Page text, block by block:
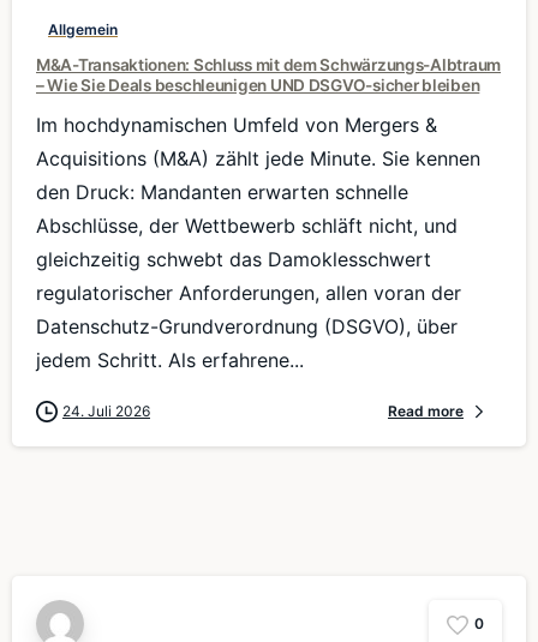
Allgemein
M&A-Transaktionen: Schluss mit dem Schwärzungs-Albtraum
– Wie Sie Deals beschleunigen UND DSGVO-sicher bleiben
Im hochdynamischen Umfeld von Mergers &
Acquisitions (M&A) zählt jede Minute. Sie kennen
den Druck: Mandanten erwarten schnelle
Abschlüsse, der Wettbewerb schläft nicht, und
gleichzeitig schwebt das Damoklesschwert
regulatorischer Anforderungen, allen voran der
Datenschutz-Grundverordnung (DSGVO), über
jedem Schritt. Als erfahrene...
24. Juli 2026 Read more
0